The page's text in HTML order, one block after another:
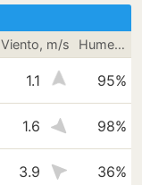
Viento, m/s Humedad
1.1 95%
1.6 98%
3.9 36%